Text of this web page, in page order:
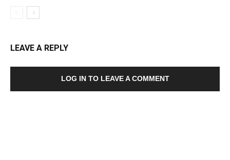
LEAVE A REPLY
LOG IN TO LEAVE A COMMENT